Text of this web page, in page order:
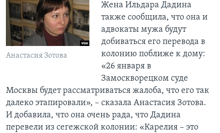
Анастасия Зотова
Жена Ильдара Дадина
также сообщила, что она и
адвокаты мужа будут
добиваться его перевода в
колонию поближе к дому:
«26 января в
Замоскворецком суде
Москвы будет рассматриваться жалоба, что его так
далеко этапировали», – сказала Анастасия Зотова.
И добавила, что она очень рада, что Дадина
перевели из сегежской колонии: «Карелия – это